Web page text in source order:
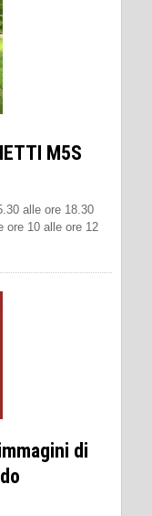
M5S
alle ore 18.30
ore 10 alle ore 12
di